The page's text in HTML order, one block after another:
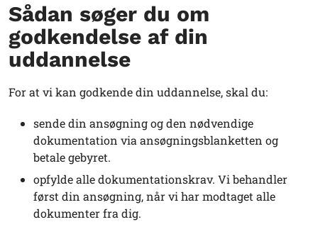
Sådan søger du om
godkendelse af din
uddannelse
For at vi kan godkende din uddannelse, skal du:
sende din ansøgning og den nødvendige
dokumentation via ansøgningsblanketten og
betale gebyret.
opfylde alle dokumentationskrav. Vi behandler
først din ansøgning, når vi har modtaget alle
dokumenter fra dig.